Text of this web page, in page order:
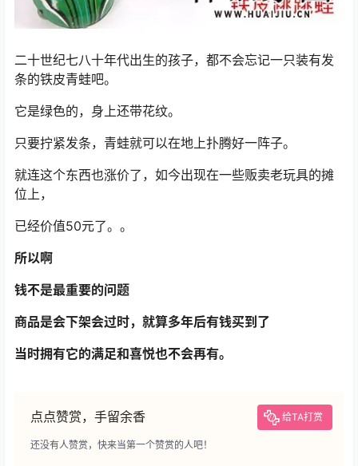
二十世纪七八十年代出生的孩子，都不会忘记一只装有发
条的铁皮青蛙吧。
它是绿色的，身上还带花纹。
只要拧紧发条，青蛙就可以在地上扑腾好一阵子。
就连这个东西也涨价了，如今出现在一些贩卖老玩具的摊
位上，
已经价值50元了。。
所以啊
钱不是最重要的问题
商品是会下架会过时，就算多年后有钱买到了
当时拥有它的满足和喜悦也不会再有。
点点赞赏，手留余香 给TA打赏
还没有人赞赏，快来当第一个赞赏的人吧！